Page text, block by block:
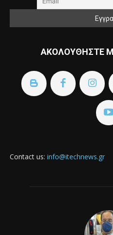
ΑΚΟΛΟΥΘΗΣΤΕ
Contact us: info@itechnews.gr